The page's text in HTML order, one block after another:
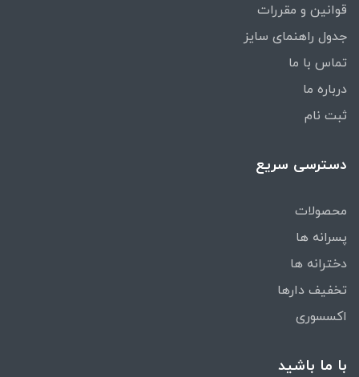
قوانین و مقررات
جدول راهنمای سایز
تماس با ما
درباره ما
ثبت نام
دسترسی سریع
محصولات
پسرانه ها
دخترانه ها
تخفیف دارها
اکسسوری
با ما باشید